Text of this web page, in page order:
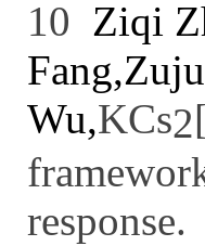
10 Ziqi
Wu,KCs2
f
response.